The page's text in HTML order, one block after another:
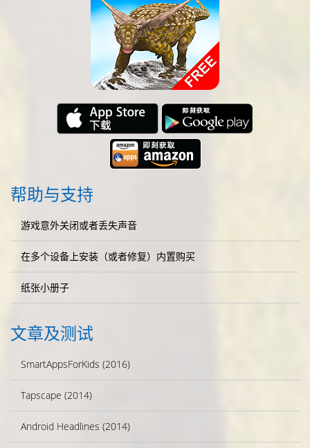
帮助与支持
游戏意外关闭或者丢失声音
在多个设备上安装（或者修复）内置购买
纸张小册子
文章及测试
SmartAppsForKids (2016)
Tapscape (2014)
Android Headlines (2014)